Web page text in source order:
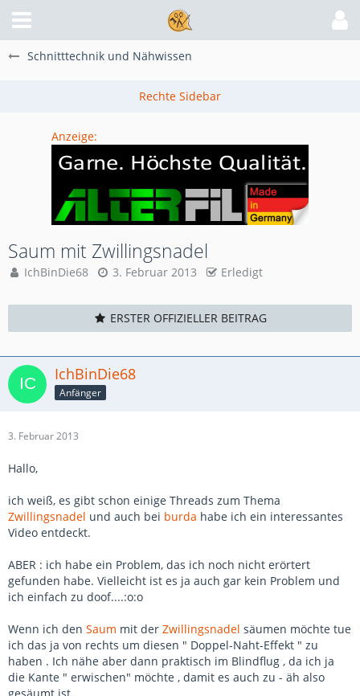
Schnitttechnik und Nähwissen
Anzeige:
Saum mit Zwillingsnadel
IchBinDie68 3. Februar 2013 Erledigt
ERSTER OFFIZIELLER BEITRAG
IchBinDie68
Anfänger
3. Februar 2013
Hallo,
ich weiß, es gibt schon einige Threads zum Thema
Zwillingsnadel und auch bei burda habe ich ein interessantes
Video entdeckt.
ABER : ich habe ein Problem, das ich noch nicht erörtert
gefunden habe. Vielleicht ist es ja auch gar kein Problem und
ich einfach zu doof....:o:o
Wenn ich den Saum mit der Zwillingsnadel säumen möchte tue
ich das ja von rechts um diesen " Doppel-Naht-Effekt " zu
haben . Ich nähe aber dann praktisch im Blindflug , da ich ja
die Kante " erwischen" möchte , damit es auch zu - äh also